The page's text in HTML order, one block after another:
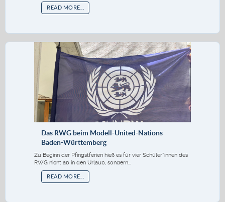
READ MORE...
Das RWG beim Modell-United-Nations
Baden-Württemberg
Zu Beginn der Pfingstferien hieß es für vier Schüler*innen des
RWG nicht ab in den Urlaub, sondern...
READ MORE...